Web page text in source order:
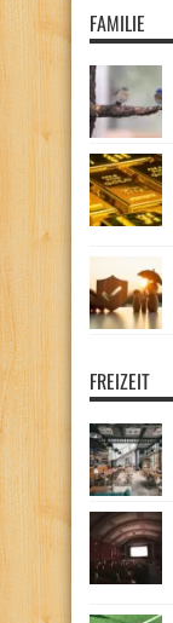
FAMILIE
FREIZEIT